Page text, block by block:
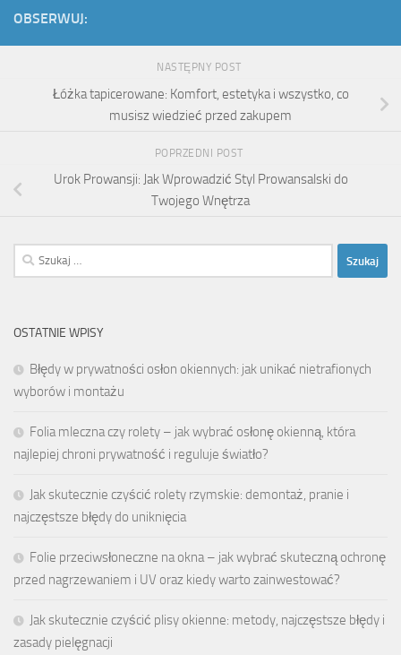
OBSERWUJ:
NASTĘPNY POST
Łóżka tapicerowane: Komfort, estetyka i wszystko, co
musisz wiedzieć przed zakupem
POPRZEDNI POST
Urok Prowansji: Jak Wprowadzić Styl Prowansalski do
Twojego Wnętrza
Szukaj:
OSTATNIE WPISY
Błędy w prywatności osłon okiennych: jak unikać nietrafionych
wyborów i montażu
Folia mleczna czy rolety – jak wybrać osłonę okienną, która
najlepiej chroni prywatność i reguluje światło?
Jak skutecznie czyścić rolety rzymskie: demontaż, pranie i
najczęstsze błędy do uniknięcia
Folie przeciwsłoneczne na okna – jak wybrać skuteczną ochronę
przed nagrzewaniem i UV oraz kiedy warto zainwestować?
Jak skutecznie czyścić plisy okienne: metody, najczęstsze błędy i
zasady pielęgnacji